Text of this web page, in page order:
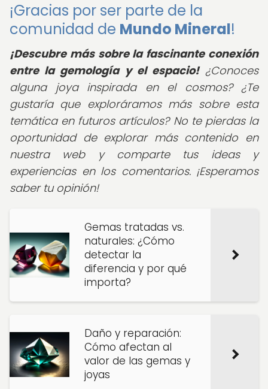
¡Gracias por ser parte de la
comunidad de Mundo Mineral!
¡Descubre más sobre la fascinante conexión
entre la gemología y el espacio!¿Conoces
alguna joya inspirada en el cosmos? ¿Te
gustaría que exploráramos más sobre esta
temática en futuros artículos? No te pierdas la
oportunidad de explorar más contenido en
nuestra web y comparte tus ideas y
experiencias en los comentarios. ¡Esperamos
saber tu opinión!
Gemas tratadas vs.
naturales: ¿Cómo
detectar la
diferencia y por qué
importa?
Daño y reparación:
Cómo afectan al
valor de las gemas y
joyas